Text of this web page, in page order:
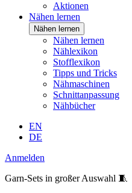
Aktionen
Nähen lernen
Nähen lernen
Nähen lernen
Nählexikon
Stofflexikon
Tipps und Tricks
Nähmaschinen
Schnittanpassung
Nähbücher
EN
DE
Anmelden
Garn-Sets in großer Auswahl 🧵